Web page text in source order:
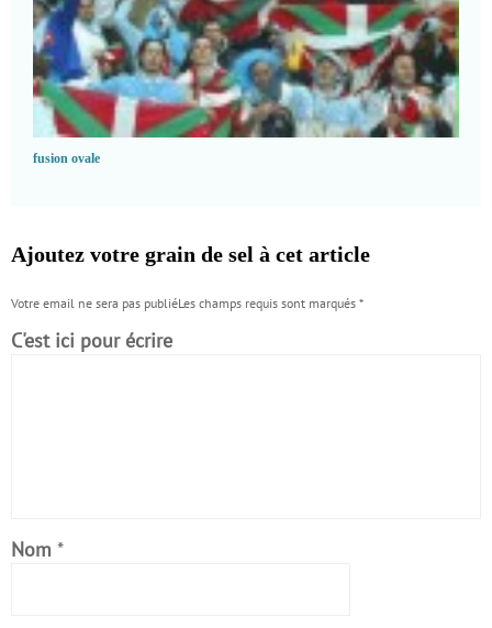
fusion ovale
Ajoutez votre grain de sel à cet article
Votre email ne sera pas publiéLes champs requis sont marqués *
C'est ici pour écrire
Nom *